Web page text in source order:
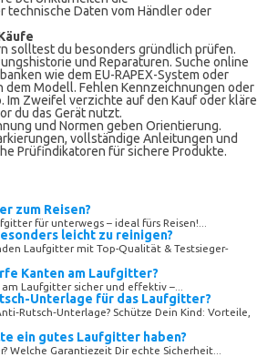
technische Daten vom Händler oder
solltest du besonders gründlich prüfen.
und Reparaturen. Suche online
wie dem EU-RAPEX-System oder
dem Modell. Fehlen Kennzeichnungen oder
Im Zweifel verzichte auf den Kauf oder kläre
du das Gerät nutzt.
und Normen geben Orientierung.
vollständige Anleitungen und
Prüfindikatoren für sichere Produkte.
zum Reisen?
für unterwegs – ideal fürs Reisen!...
leicht zu reinigen?
Laufgitter mit Top-Qualität & Testsieger-
Kanten am Laufgitter?
Laufgitter sicher und effektiv –...
Unterlage für das Laufgitter?
Schütze Dein Kind: Vorteile,
ein gutes Laufgitter haben?
Welche Garantiezeit Dir echte Sicherheit...